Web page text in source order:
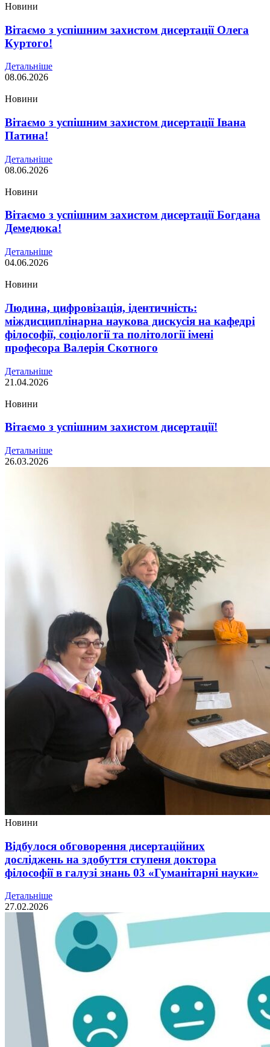
Новини
Вітаємо з успішним захистом дисертації Олега
Куртого!
Детальніше
08.06.2026
Новини
Вітаємо з успішним захистом дисертації Івана
Патина!
Детальніше
08.06.2026
Новини
Вітаємо з успішним захистом дисертації Богдана
Демедюка!
Детальніше
04.06.2026
Новини
Людина, цифровізація, ідентичність:
міждисциплінарна наукова дискусія на кафедрі
філософії, соціології та політології імені
професора Валерія Скотного
Детальніше
21.04.2026
Новини
Вітаємо з успішним захистом дисертації!
Детальніше
26.03.2026
Новини
Відбулося обговорення дисертаційних
досліджень на здобуття ступеня доктора
філософії в галузі знань 03 «Гуманітарні науки»
Детальніше
27.02.2026